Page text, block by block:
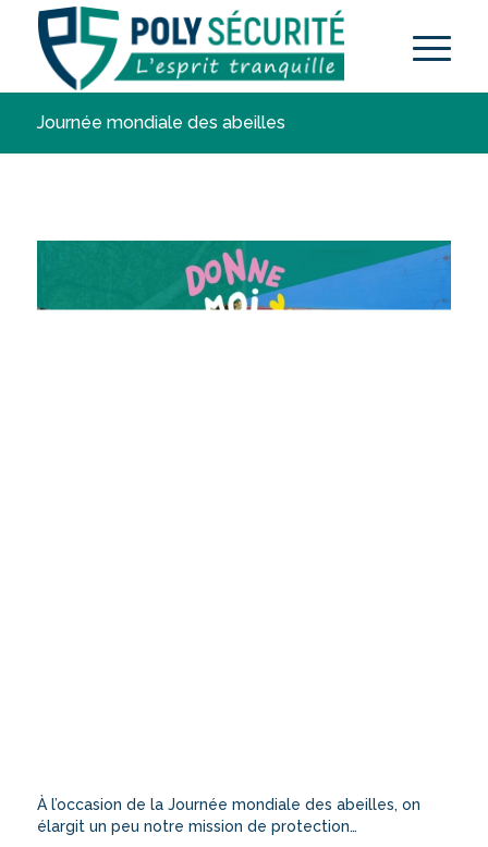
Journée mondiale des abeilles
À l’occasion de la Journée mondiale des abeilles, on
élargit un peu notre mission de protection…